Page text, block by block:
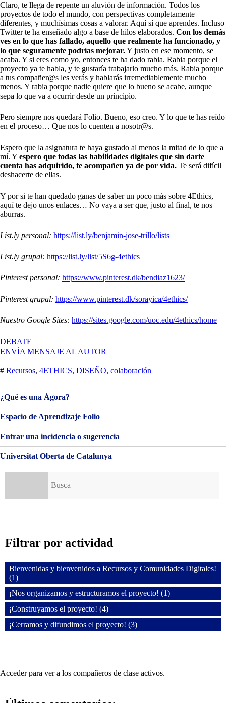
Claro, te llega de repente un aluvión de información. Todos los
proyectos de todo el mundo, con perspectivas completamente
diferentes, y muchísimas cosas a valorar. Aquí sí que aprendes. Incluso
Twitter te ha enseñado algo a base de hilos elaborados. Con los demás
ves en lo que has fallado, aquello que realmente ha funcionado, y
lo que seguramente podrías mejorar.Y justo en ese momento, se
acaba. Y si eres como yo, entonces te ha dado rabia. Rabia porque el
proyecto ya te habla, y te gustaría trabajarlo mucho más. Rabia porque
a tus compañer@s les verás y hablarás irremediablemente mucho
menos. Y rabia porque nadie quiere que lo bueno se acabe, aunque
sepa lo que va a ocurrir desde un principio.
Pero siempre nos quedará Folio. Bueno, eso creo. Y lo que te has reído
en el proceso… Que nos lo cuenten a nosotr@s.
Espero que la asignatura te haya gustado al menos la mitad de lo que a
mí. Y espero que todas las habilidades digitales que sin darte
cuenta has adquirido, te acompañen ya de por vida. Te será difícil
deshacerte de ellas.
Y por si te han quedado ganas de saber un poco más sobre 4Ethics,
aquí te dejo unos enlaces… No vaya a ser que, justo al final, te nos
aburras.
List.ly personal: https://list.ly/benjamin-jose-trillo/lists
List.ly grupal: https://list.ly/list/5S6g-4ethics
Pinterest personal: https://www.pinterest.dk/bendiaz1623/
Pinterest grupal: https://www.pinterest.dk/sorayica/4ethics/
Nuestro Google Sites: https://sites.google.com/uoc.edu/4ethics/home
DEBATE
VALORACIÓN
ASIGNATURA
ENVÍA MENSAJE AL AUTOR
# Recursos, 4ETHICS, DISEÑO, colaboración
¿Qué es una Ágora?
Espacio de Aprendizaje Folio
Entrar una incidencia o sugerencia
Universitat Oberta de Catalunya
Filtrar por actividad
Bienvenidas y bienvenidos a Recursos y Comunidades Digitales!
(1)
¡Nos organizamos y estructuramos el proyecto! (1)
¡Construyamos el proyecto! (4)
¡Cerramos y difundimos el proyecto! (3)
Acceder para ver a los compañeros de clase activos.